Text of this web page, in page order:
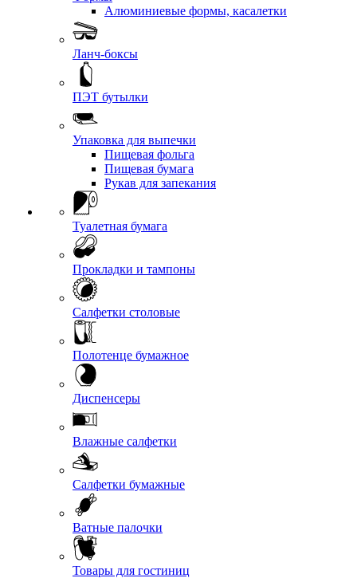
Алюминиевые формы, касалетки
Ланч-боксы
ПЭТ бутылки
Упаковка для выпечки
Пищевая фольга
Пищевая бумага
Рукав для запекания
Туалетная бумага
Прокладки и тампоны
Салфетки столовые
Полотенце бумажное
Диспенсеры
Влажные салфетки
Салфетки бумажные
Ватные палочки
Товары для гостиниц